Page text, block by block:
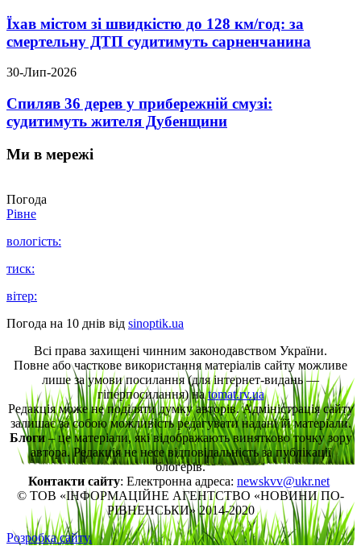
Їхав містом зі швидкістю до 128 км/год: за
смертельну ДТП судитимуть сарненчанина
30-Лип-2026
Спиляв 36 дерев у прибережній смузі:
судитимуть жителя Дубенщини
Ми в мережі
Погода
Рівне
вологість:
тиск:
вітер:
Погода на 10 днів від sinoptik.ua
Всі права захищені чинним законодавством України.
Повне або часткове використання матеріалів сайту можливе
лише за умови посилання (для інтернет-видань —
гіперпосилання) наtomat.rv.ua
Редакція може не поділяти думку авторів. Адміністрація сайту
залишає за собою можливість редагувати надані їй матеріали.
Блоги– це матеріали, які відображають винятково точку зору
автора. Редакція не несе відповідальність за публікації
блогерів.
Контакти сайту: Електронна адреса: newskvv@ukr.net
© ТОВ «ІНФОРМАЦІЙНЕ АГЕНТСТВО «НОВИНИ ПО-
РІВНЕНСЬКИ» 2014-2020
Розробка сайту.